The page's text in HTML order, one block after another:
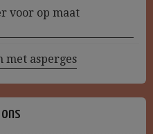
voor op maat
met asperges